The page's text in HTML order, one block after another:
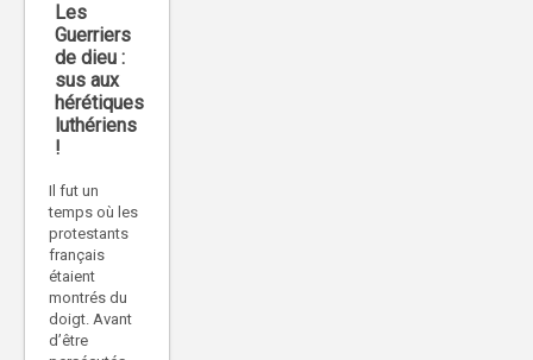
Les
Guerriers
de dieu :
sus aux
hérétiques
luthériens
!
Il fut un
temps où les
protestants
français
étaient
montrés du
doigt. Avant
d’être